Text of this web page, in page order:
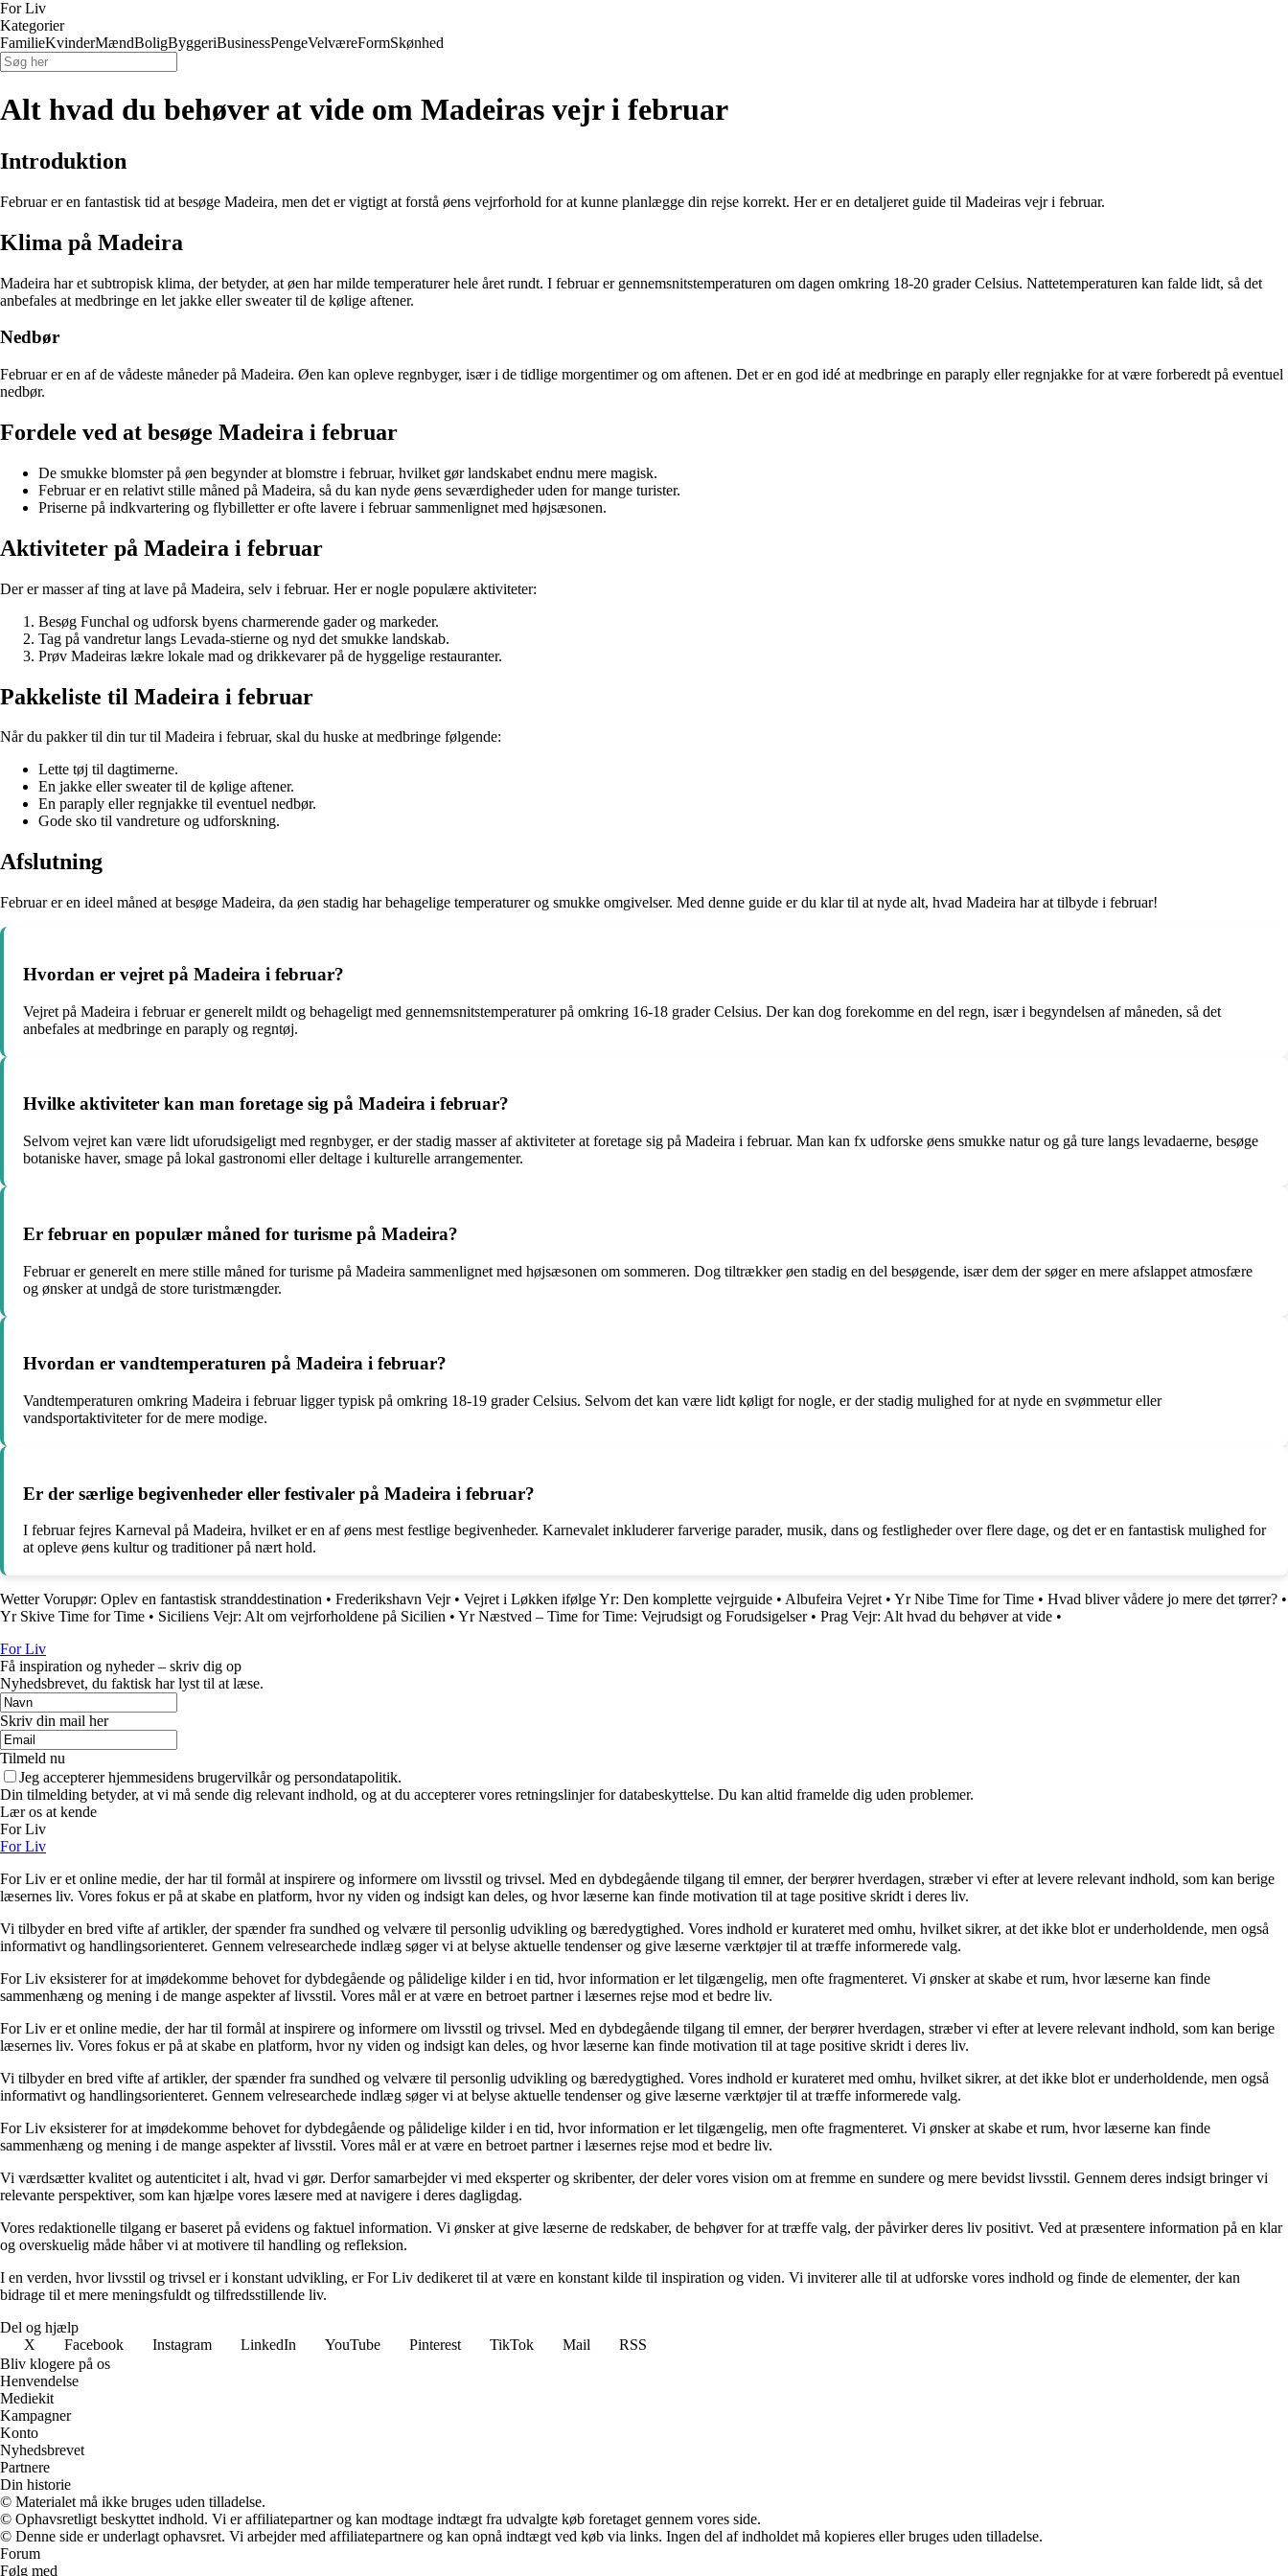
For Liv
Kategorier
FamilieKvinderMændBoligByggeriBusinessPengeVelværeFormSkønhed
Alt hvad du behøver at vide om Madeiras vejr i februar
Introduktion
Februar er en fantastisk tid at besøge Madeira, men det er vigtigt at forstå øens vejrforhold for at kunne planlægge din rejse korrekt. Her er en detaljeret guide til Madeiras vejr i februar.
Klima på Madeira
Madeira har et subtropisk klima, der betyder, at øen har milde temperaturer hele året rundt. I februar er gennemsnitstemperaturen om dagen omkring 18-20 grader Celsius. Nattetemperaturen kan falde lidt, så det
anbefales at medbringe en let jakke eller sweater til de kølige aftener.
Nedbør
Februar er en af de vådeste måneder på Madeira. Øen kan opleve regnbyger, især i de tidlige morgentimer og om aftenen. Det er en god idé at medbringe en paraply eller regnjakke for at være forberedt på eventuel
nedbør.
Fordele ved at besøge Madeira i februar
De smukke blomster på øen begynder at blomstre i februar, hvilket gør landskabet endnu mere magisk.
Februar er en relativt stille måned på Madeira, så du kan nyde øens seværdigheder uden for mange turister.
Priserne på indkvartering og flybilletter er ofte lavere i februar sammenlignet med højsæsonen.
Aktiviteter på Madeira i februar
Der er masser af ting at lave på Madeira, selv i februar. Her er nogle populære aktiviteter:
Besøg Funchal og udforsk byens charmerende gader og markeder.
Tag på vandretur langs Levada-stierne og nyd det smukke landskab.
Prøv Madeiras lækre lokale mad og drikkevarer på de hyggelige restauranter.
Pakkeliste til Madeira i februar
Når du pakker til din tur til Madeira i februar, skal du huske at medbringe følgende:
Lette tøj til dagtimerne.
En jakke eller sweater til de kølige aftener.
En paraply eller regnjakke til eventuel nedbør.
Gode sko til vandreture og udforskning.
Afslutning
Februar er en ideel måned at besøge Madeira, da øen stadig har behagelige temperaturer og smukke omgivelser. Med denne guide er du klar til at nyde alt, hvad Madeira har at tilbyde i februar!
Hvordan er vejret på Madeira i februar?
Vejret på Madeira i februar er generelt mildt og behageligt med gennemsnitstemperaturer på omkring 16-18 grader Celsius. Der kan dog forekomme en del regn, især i begyndelsen af måneden, så det
anbefales at medbringe en paraply og regntøj.
Hvilke aktiviteter kan man foretage sig på Madeira i februar?
Selvom vejret kan være lidt uforudsigeligt med regnbyger, er der stadig masser af aktiviteter at foretage sig på Madeira i februar. Man kan fx udforske øens smukke natur og gå ture langs levadaerne, besøge
botaniske haver, smage på lokal gastronomi eller deltage i kulturelle arrangementer.
Er februar en populær måned for turisme på Madeira?
Februar er generelt en mere stille måned for turisme på Madeira sammenlignet med højsæsonen om sommeren. Dog tiltrækker øen stadig en del besøgende, især dem der søger en mere afslappet atmosfære
og ønsker at undgå de store turistmængder.
Hvordan er vandtemperaturen på Madeira i februar?
Vandtemperaturen omkring Madeira i februar ligger typisk på omkring 18-19 grader Celsius. Selvom det kan være lidt køligt for nogle, er der stadig mulighed for at nyde en svømmetur eller
vandsportaktiviteter for de mere modige.
Er der særlige begivenheder eller festivaler på Madeira i februar?
I februar fejres Karneval på Madeira, hvilket er en af øens mest festlige begivenheder. Karnevalet inkluderer farverige parader, musik, dans og festligheder over flere dage, og det er en fantastisk mulighed for
at opleve øens kultur og traditioner på nært hold.
Wetter Vorupør: Oplev en fantastisk stranddestination • Frederikshavn Vejr• Vejret i Løkken ifølge Yr: Den komplette vejrguide • Albufeira Vejret• Yr Nibe Time for Time • Hvad bliver vådere jo mere det tørrer? •
Yr Skive Time for Time • Siciliens Vejr: Alt om vejrforholdene på Sicilien • Yr Næstved – Time for Time: Vejrudsigt og Forudsigelser• Prag Vejr: Alt hvad du behøver at vide •
For Liv
Få inspiration og nyheder – skriv dig op
Nyhedsbrevet, du faktisk har lyst til at læse.
Skriv din mail her
Tilmeld nu
Jeg accepterer hjemmesidens brugervilkår og persondatapolitik.
Din tilmelding betyder, at vi må sende dig relevant indhold, og at du accepterer vores retningslinjer for databeskyttelse. Du kan altid framelde dig uden problemer.
Lær os at kende
For Liv
For Liv
For Liv er et online medie, der har til formål at inspirere og informere om livsstil og trivsel. Med en dybdegående tilgang til emner, der berører hverdagen, stræber vi efter at levere relevant indhold, som kan berige
læsernes liv. Vores fokus er på at skabe en platform, hvor ny viden og indsigt kan deles, og hvor læserne kan finde motivation til at tage positive skridt i deres liv.
Vi tilbyder en bred vifte af artikler, der spænder fra sundhed og velvære til personlig udvikling og bæredygtighed. Vores indhold er kurateret med omhu, hvilket sikrer, at det ikke blot er underholdende, men også
informativt og handlingsorienteret. Gennem velresearchede indlæg søger vi at belyse aktuelle tendenser og give læserne værktøjer til at træffe informerede valg.
For Liv eksisterer for at imødekomme behovet for dybdegående og pålidelige kilder i en tid, hvor information er let tilgængelig, men ofte fragmenteret. Vi ønsker at skabe et rum, hvor læserne kan finde
sammenhæng og mening i de mange aspekter af livsstil. Vores mål er at være en betroet partner i læsernes rejse mod et bedre liv.
For Liv er et online medie, der har til formål at inspirere og informere om livsstil og trivsel. Med en dybdegående tilgang til emner, der berører hverdagen, stræber vi efter at levere relevant indhold, som kan berige
læsernes liv. Vores fokus er på at skabe en platform, hvor ny viden og indsigt kan deles, og hvor læserne kan finde motivation til at tage positive skridt i deres liv.
Vi tilbyder en bred vifte af artikler, der spænder fra sundhed og velvære til personlig udvikling og bæredygtighed. Vores indhold er kurateret med omhu, hvilket sikrer, at det ikke blot er underholdende, men også
informativt og handlingsorienteret. Gennem velresearchede indlæg søger vi at belyse aktuelle tendenser og give læserne værktøjer til at træffe informerede valg.
For Liv eksisterer for at imødekomme behovet for dybdegående og pålidelige kilder i en tid, hvor information er let tilgængelig, men ofte fragmenteret. Vi ønsker at skabe et rum, hvor læserne kan finde
sammenhæng og mening i de mange aspekter af livsstil. Vores mål er at være en betroet partner i læsernes rejse mod et bedre liv.
Vi værdsætter kvalitet og autenticitet i alt, hvad vi gør. Derfor samarbejder vi med eksperter og skribenter, der deler vores vision om at fremme en sundere og mere bevidst livsstil. Gennem deres indsigt bringer vi
relevante perspektiver, som kan hjælpe vores læsere med at navigere i deres dagligdag.
Vores redaktionelle tilgang er baseret på evidens og faktuel information. Vi ønsker at give læserne de redskaber, de behøver for at træffe valg, der påvirker deres liv positivt. Ved at præsentere information på en klar
og overskuelig måde håber vi at motivere til handling og refleksion.
I en verden, hvor livsstil og trivsel er i konstant udvikling, er For Liv dedikeret til at være en konstant kilde til inspiration og viden. Vi inviterer alle til at udforske vores indhold og finde de elementer, der kan
bidrage til et mere meningsfuldt og tilfredsstillende liv.
Del og hjælp
X
Facebook Instagram LinkedIn YouTube Pinterest TikTok Mail
RSS
Bliv klogere på os
Henvendelse
Mediekit
Kampagner
Konto
Nyhedsbrevet
Partnere
Din historie
© Materialet må ikke bruges uden tilladelse.
© Ophavsretligt beskyttet indhold. Vi er affiliatepartner og kan modtage indtægt fra udvalgte køb foretaget gennem vores side.
© Denne side er underlagt ophavsret. Vi arbejder med affiliatepartnere og kan opnå indtægt ved køb via links. Ingen del af indholdet må kopieres eller bruges uden tilladelse.
Forum
Følg med